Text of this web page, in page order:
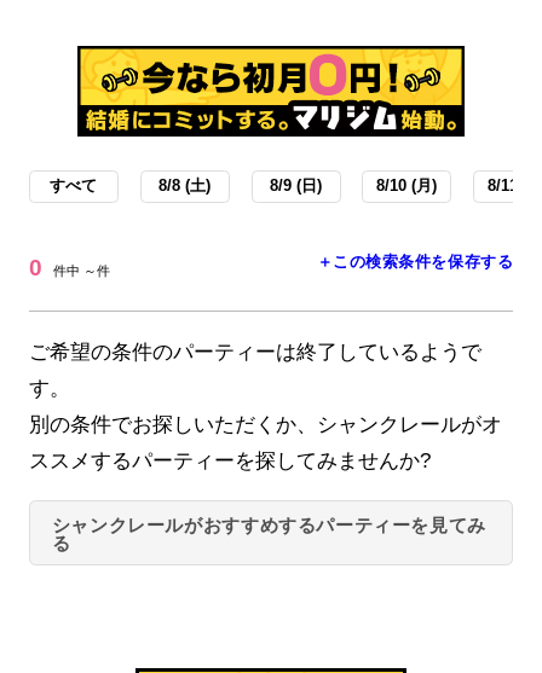
すべて 8/8 (土) 8/9 (日) 8/10 (月) 8/11 (
0 件中 ～件 ＋この検索条件を保存する
ご希望の条件のパーティーは終了しているようで
す。
別の条件でお探しいただくか、シャンクレールがオ
ススメするパーティーを探してみませんか?
シャンクレールがおすすめするパーティーを見てみ
る